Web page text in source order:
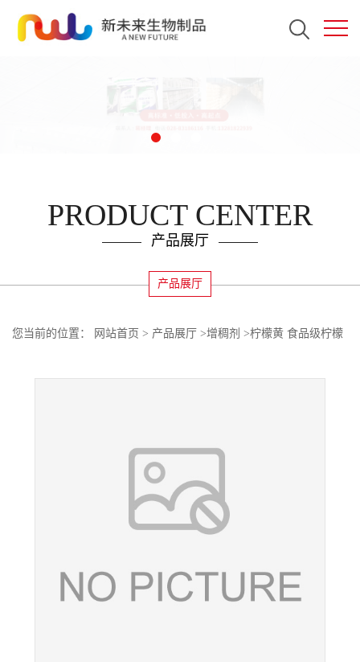
PRODUCT CENTER
产品展厅
产品展厅
您当前的位置： 网站首页 > 产品展厅 >增稠剂 >柠檬黄 食品级柠檬